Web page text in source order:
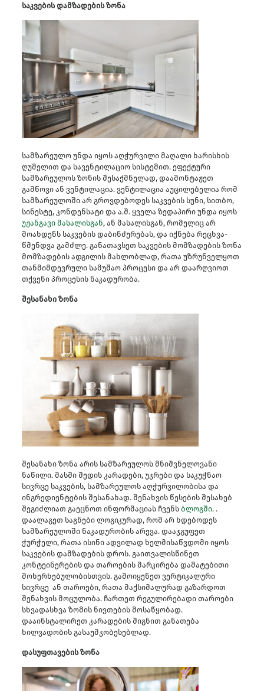
საკვების დამზადების ზონა
სამზარეულო უნდა იყოს აღჭურვილი მაღალი ხარისხის
ღუმელით და სავენტილაციო სისტემით. ეფექტური
სამზარეულოს ზონის შესაქმნელად, დაამონტაჟეთ
გამწოვი ან ვენტილაცია. ვენტილაცია აუცილებელია რომ
სამზარეულოში არ გროვდებოდეს საკვების სუნი, სითბო,
სინესტე, კონდენსატი და ა.შ. ყველა ზედაპირი უნდა იყოს
უჟანგავი მასალისგან, ან მასალისგან, რომელიც არ
მოახდენს საკვების დაბინძურებას, და იქნება რეცხვა-
წმენდვა გამძლე. განათავსეთ საკვების მომზადების ზონა
მომზადების ადგილის მახლობლად, რათა უზრუნველყოთ
თანმიმდევრული სამუშაო პროცესი და არ დაარღვიოთ
თქვენი პროცესის ნაკადურობა.
შესანახი ზონა
შესანახი ზონა არის სამზარეულოს მნიშვნელოვანი
ნაწილი. მასში შედის კარადები, უჯრები და საკუჭნაო
სივრცე საკვების, სამზარეულოს აღჭურვილობისა და
ინგრედიენტების შესანახად. შენახვის წესების შესახებ
შეგიძლიათ გაეცნოთ ინფორმაციას ჩვენს ბლოგში. .
დაალაგეთ საგნები ლოგიკურად, რომ არ ხდებოდეს
სამზარეულოში ნაკადურობის არევა. დააჯგუფეთ
ჭურჭელი, რათა ისინი ადვილად ხელმისაწვდომი იყოს
საკვების დამზადების დროს. გაითვალისწინეთ
კონტეინერების და თაროების მარკირება დამატებითი
მოხერხებულობისთვის. გამოიყენეთ ვერტიკალური
სივრცე ან თაროები, რათა მაქსიმალურად გაზარდოთ
შენახვის მოცულობა. ჩართეთ რეგულირებადი თაროები
სხვადასხვა ზომის ნივთების მოსაწყობად.
დააინსტალირეთ კარადების შიგნით განათება
ხილვადობის გასაუმჯობესებლად.
დასუფთავების ზონა